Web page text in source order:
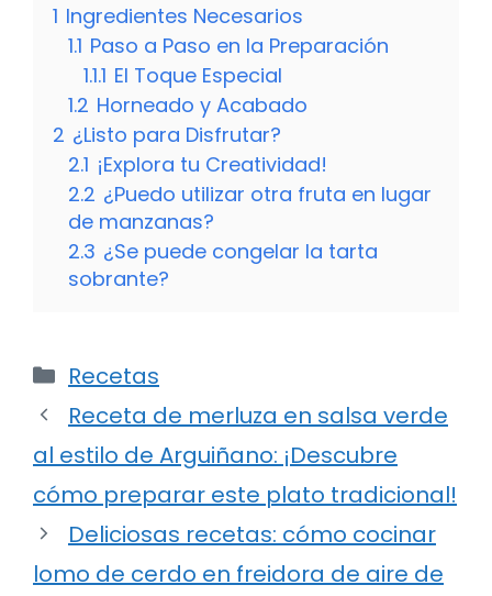
1 Ingredientes Necesarios
1.1 Paso a Paso en la Preparación
1.1.1 El Toque Especial
1.2 Horneado y Acabado
2 ¿Listo para Disfrutar?
2.1 ¡Explora tu Creatividad!
2.2 ¿Puedo utilizar otra fruta en lugar
de manzanas?
2.3 ¿Se puede congelar la tarta
sobrante?
Categorías
Recetas
Receta de merluza en salsa verde
al estilo de Arguiñano: ¡Descubre
cómo preparar este plato tradicional!
Deliciosas recetas: cómo cocinar
lomo de cerdo en freidora de aire de